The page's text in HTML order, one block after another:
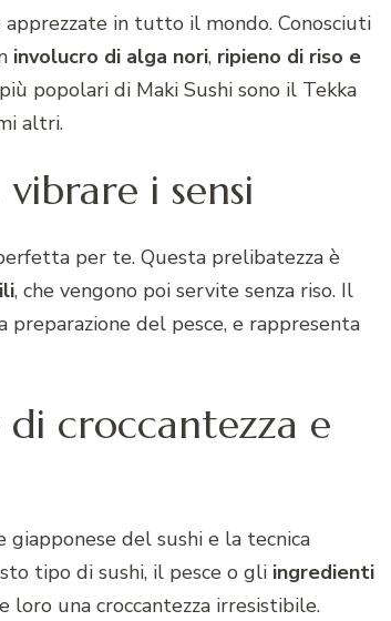
in tutto il mondo. Conosciuti
involucro di alga nori, ripieno di riso e
popolari di Maki Sushi sono il Tekka
altri.
i sensi
per te. Questa prelibatezza è
, che vengono poi servite senza riso. Il
del pesce, e rappresenta
di croccantezza e
del sushi e la tecnica
tipo di sushi, il pesce o gli ingredienti
loro una croccantezza irresistibile.